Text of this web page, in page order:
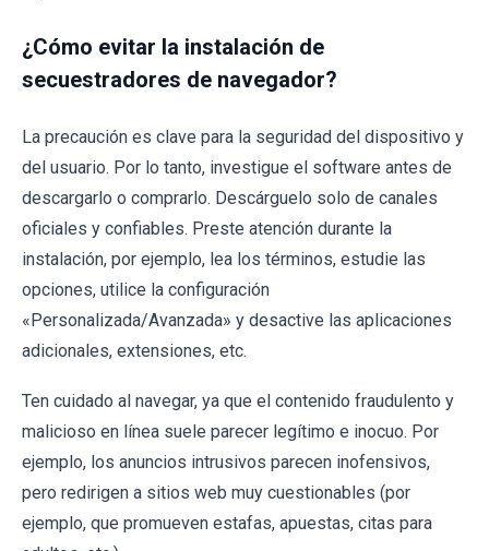
¿Cómo evitar la instalación de
secuestradores de navegador?
La precaución es clave para la seguridad del dispositivo y
del usuario. Por lo tanto, investigue el software antes de
descargarlo o comprarlo. Descárguelo solo de canales
oficiales y confiables. Preste atención durante la
instalación, por ejemplo, lea los términos, estudie las
opciones, utilice la configuración
«Personalizada/Avanzada» y desactive las aplicaciones
adicionales, extensiones, etc.
Ten cuidado al navegar, ya que el contenido fraudulento y
malicioso en línea suele parecer legítimo e inocuo. Por
ejemplo, los anuncios intrusivos parecen inofensivos,
pero redirigen a sitios web muy cuestionables (por
ejemplo, que promueven estafas, apuestas, citas para